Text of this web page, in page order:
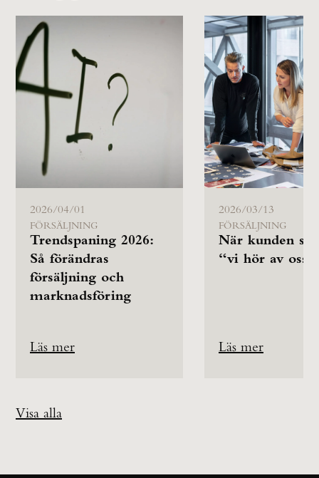
Visa alla
2026/04/01
FÖRSÄLJNING
Trendspaning 2026:
Så förändras
försäljning och
marknadsföring
Läs mer
2026/03/13
FÖRSÄLJNING
När kunden
“vi hör av oss”
Läs mer